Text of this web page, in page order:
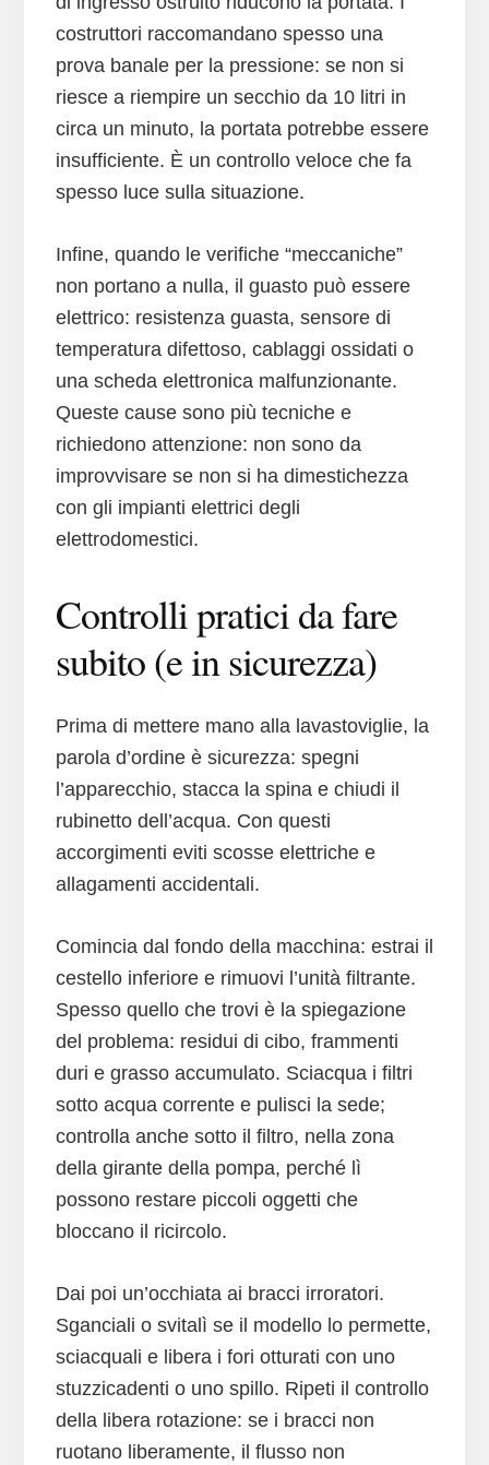
costruttori raccomandano spesso una
prova banale per la pressione: se non si
riesce a riempire un secchio da 10 litri in
circa un minuto, la portata potrebbe essere
insufficiente. È un controllo veloce che fa
spesso luce sulla situazione.
Infine, quando le verifiche “meccaniche”
non portano a nulla, il guasto può essere
elettrico: resistenza guasta, sensore di
temperatura difettoso, cablaggi ossidati o
una scheda elettronica malfunzionante.
Queste cause sono più tecniche e
richiedono attenzione: non sono da
improvvisare se non si ha dimestichezza
con gli impianti elettrici degli
elettrodomestici.
Controlli pratici da fare
subito (e in sicurezza)
Prima di mettere mano alla lavastoviglie, la
parola d’ordine è sicurezza: spegni
l’apparecchio, stacca la spina e chiudi il
rubinetto dell’acqua. Con questi
accorgimenti eviti scosse elettriche e
allagamenti accidentali.
Comincia dal fondo della macchina: estrai il
cestello inferiore e rimuovi l’unità filtrante.
Spesso quello che trovi è la spiegazione
del problema: residui di cibo, frammenti
duri e grasso accumulato. Sciacqua i filtri
sotto acqua corrente e pulisci la sede;
controlla anche sotto il filtro, nella zona
della girante della pompa, perché lì
possono restare piccoli oggetti che
bloccano il ricircolo.
Dai poi un’occhiata ai bracci irroratori.
Sganciali o svitalì se il modello lo permette,
sciacquali e libera i fori otturati con uno
stuzzicadenti o uno spillo. Ripeti il controllo
della libera rotazione: se i bracci non
ruotano liberamente, il flusso non